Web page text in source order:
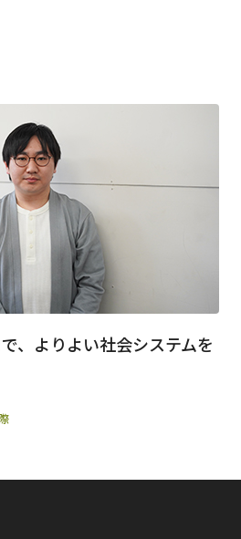
検索
理工学術院
交通アクセス
語 English
、よりよい社会システムを